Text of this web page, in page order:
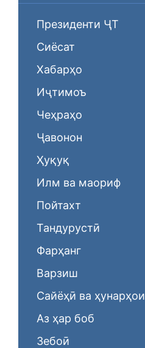
Президенти ҶТ
Сиёсат
Хабарҳо
Иҷтимоъ
Чеҳраҳо
Ҷавонон
Ҳуқуқ
Илм ва маориф
Пойтахт
Тандурустӣ
Фарҳанг
Варзиш
Сайёҳӣ ва
Аз ҳар боб
Зебоӣ